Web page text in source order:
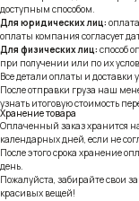
доступным способом.
Для юридических лиц:
оплаты компания согласует
Для физических лиц: способ
при получении или по их
Все детали оплаты и
После отправки груза наш
узнать итоговую стоимость
Хранение товара
Оплаченный заказ хранится
календарных дней, если не
После этого срока хранение
день.
Пожалуйста, забирайте свои
красивых вещей!